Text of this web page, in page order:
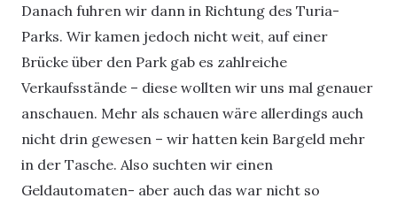
Danach fuhren wir dann in Richtung des Turia-
Parks. Wir kamen jedoch nicht weit, auf einer
Brücke über den Park gab es zahlreiche
Verkaufsstände – diese wollten wir uns mal genauer
anschauen. Mehr als schauen wäre allerdings auch
nicht drin gewesen – wir hatten kein Bargeld mehr
in der Tasche. Also suchten wir einen
Geldautomaten- aber auch das war nicht so